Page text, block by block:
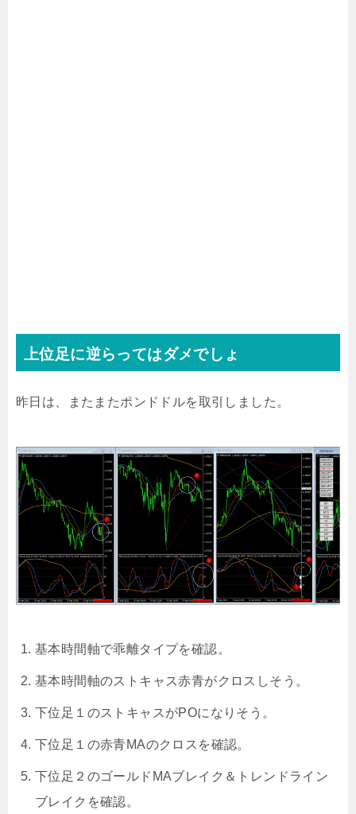
上位足に逆らってはダメでしょ
昨日は、またまたポンドドルを取引しました。
基本時間軸で乖離タイプを確認。
基本時間軸のストキャス赤青がクロスしそう。
下位足１のストキャスがPOになりそう。
下位足１の赤青MAのクロスを確認。
下位足２のゴールドMAブレイク＆トレンドライン
ブレイクを確認。